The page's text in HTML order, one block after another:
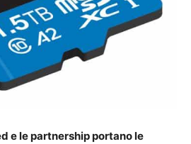
e le partnership portano le